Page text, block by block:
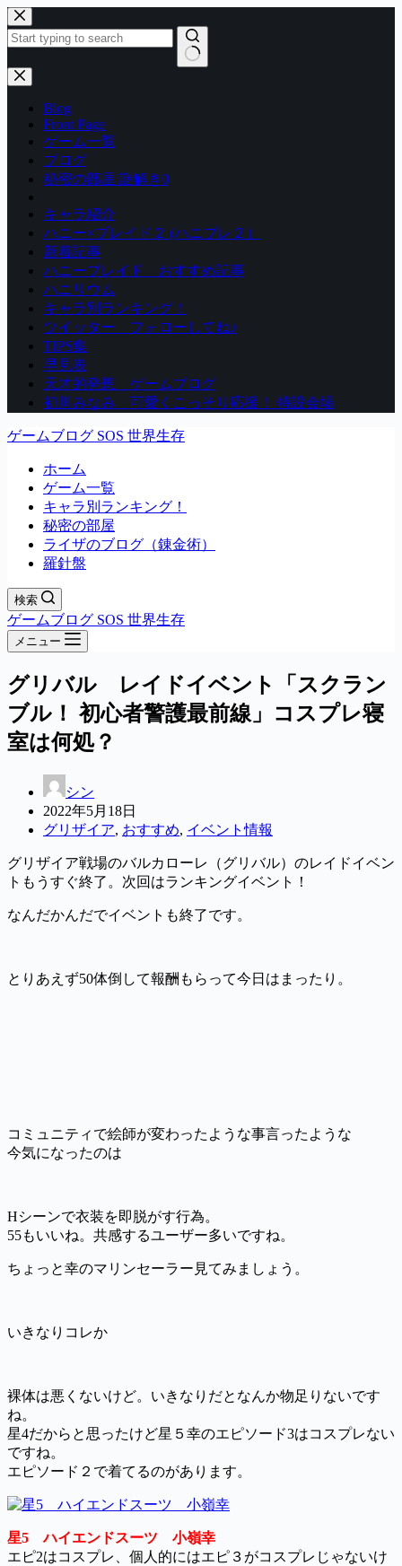
コ
ン
テ
ン
ツ
結
Blog
Front Page
ゲーム一覧
ブログ
秘密の部屋 謎解き0
キャラ紹介
ハニー×ブレイド２ (ハニブレ２）
新着記事
ハニーブレイド おすすめ記事
ハニリウム
キャラ別ランキング！
ツイッター フォローしてね♪
TIPS集
早見表
天才的発想 ゲームブログ
初川みなみ 可愛くこっそり応援！ 特設会場
ゲームブログ SOS 世界生存
ホーム
ゲーム一覧
キャラ別ランキング！
秘密の部屋
ライザのブログ（錬金術）
羅針盤
検索
ゲームブログ SOS 世界生存
メニュー
グリバル レイドイベント「スクラン
ブル！ 初心者警護最前線」コスプレ寝
室は何処？
シン
2022年5月18日
グリザイア, おすすめ, イベント情報
グリザイア戦場のバルカローレ（グリバル）のレイドイベン
トもうすぐ終了。次回はランキングイベント！
なんだかんだでイベントも終了です。
とりあえず50体倒して報酬もらって今日はまったり。
コミュニティで絵師が変わったような事言ったような
今気になったのは
Hシーンで衣装を即脱がす行為。
55もいいね。共感するユーザー多いですね。
ちょっと幸のマリンセーラー見てみましょう。
いきなりコレか
裸体は悪くないけど。いきなりだとなんか物足りないです
ね。
星4だからと思ったけど星５幸のエピソード3はコスプレない
ですね。
エピソード２で着てるのがあります。
星5 ハイエンドスーツ 小嶺幸
エピ2はコスプレ、個人的にはエピ３がコスプレじゃないけ